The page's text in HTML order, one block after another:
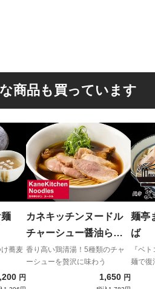
商品も買っています
蕎麦
円
カネキッチンヌードル
チャーシュー醤油らぁ
めん
香り高い鶏清湯！5種類のチャ
ーシューを贅沢に味わう
1,650 円
麺亭
ば
『ベ
麺で復